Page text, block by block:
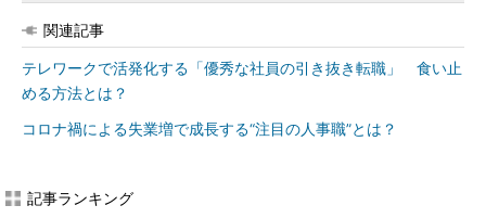
関連記事
テレワークで活発化する「優秀な社員の引き抜き転職」 食い止
める方法とは？
コロナ禍による失業増で成長する“注目の人事職”とは？
記事ランキング